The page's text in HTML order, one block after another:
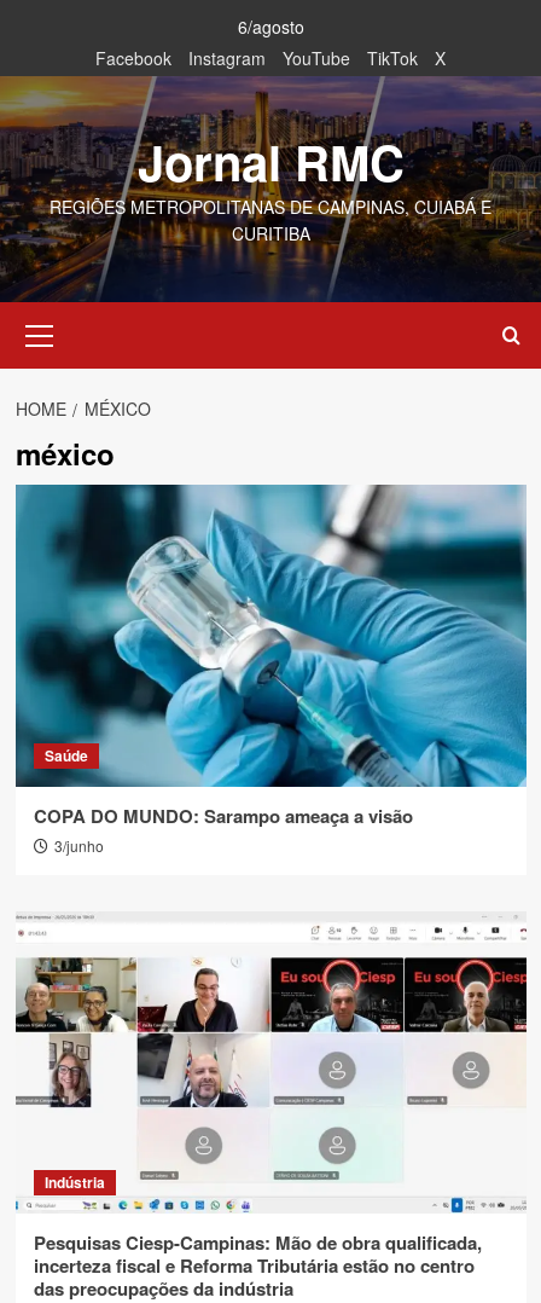
content
6/agosto
Facebook
Instagram YouTube TikTok X
Jornal RMC
REGIÕES METROPOLITANAS DE CAMPINAS, CUIABÁ E
CURITIBA
Menu
HOME MÉXICO
méxico
Saúde
COPA DO MUNDO: Sarampo ameaça a visão
3/junho
Indústria
Pesquisas Ciesp-Campinas: Mão de obra qualificada,
incerteza fiscal e Reforma Tributária estão no centro
das preocupações da indústria